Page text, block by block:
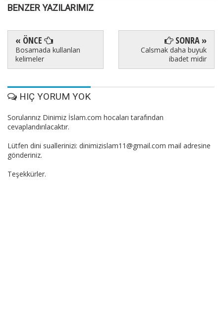
BENZER YAZILARIMIZ
« ÖNCE
Bosamada kullanlan
kelimeler
SONRA »
Calsmak daha buyuk
ibadet midir
HIÇ YORUM YOK
Sorularınız Dinimiz İslam.com hocaları tarafından
cevaplandırılacaktır.
Lütfen dini suallerinizi: dinimizislam11@gmail.com mail adresine
gönderiniz.
Teşekkürler.